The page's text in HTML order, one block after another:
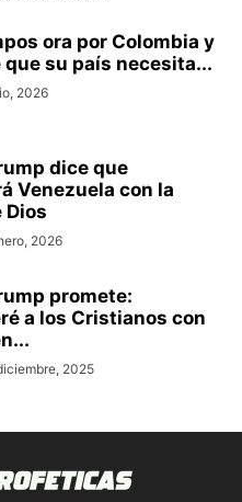
ora por Colombia y
que su país necesita...
2026
dice que
Venezuela con la
Dios
2026
promete:
a los Cristianos con
2025